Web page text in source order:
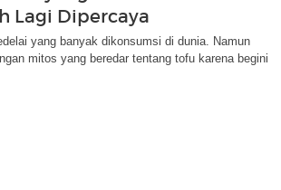
Lagi Dipercaya
yang banyak dikonsumsi di dunia. Namun
mitos yang beredar tentang tofu karena begini